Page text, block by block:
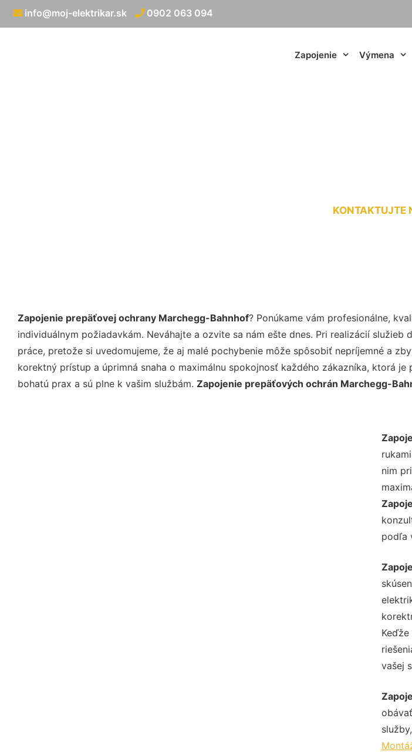
info@moj-elektrikar.sk 0902 063 094
Zapojenie Výmena
KONTAKTUJTE
Zapojenie prepäťovej ochrany Marchegg-Bahnhof? Ponúkame vám profesionálne,
individuálnym požiadavkám. Neváhajte a ozvite sa nám ešte dnes. Pri realizácií
práce, pretože si uvedomujeme, že aj malé pochybenie môže spôsobiť nepríjemné a
korektný prístup a úprimná snaha o maximálnu spokojnosť každého zákazníka, ktorá
bohatú prax a sú plne k vašim službám. Zapojenie prepäťových ochrán Marchegg-
nim
podľa
vašej